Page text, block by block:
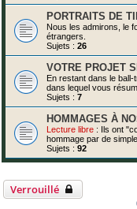
PORTRAITS DE
Nous les admirons, le
étrangers.
Sujets : 26
VOTRE PROJET
En restant dans le
dans lequel vous
Sujets : 7
HOMMAGES À
Lecture libre : Ils ont
hommage par de
Sujets : 92
Verrouillé